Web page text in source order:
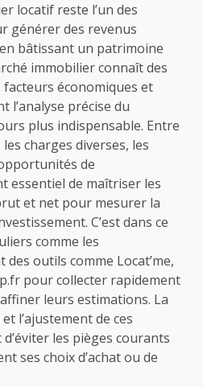
locatif reste l’un des
générer des revenus
bâtissant un patrimoine
immobilier connaît des
économiques et
l’analyse précise du
plus indispensable. Entre
charges diverses, les
de
essentiel de maîtriser les
et net pour mesurer la
C’est dans ce
comme les
outils comme Locat’me,
pour collecter rapidement
leurs estimations. La
l’ajustement de ces
les pièges courants
ses choix d’achat ou de